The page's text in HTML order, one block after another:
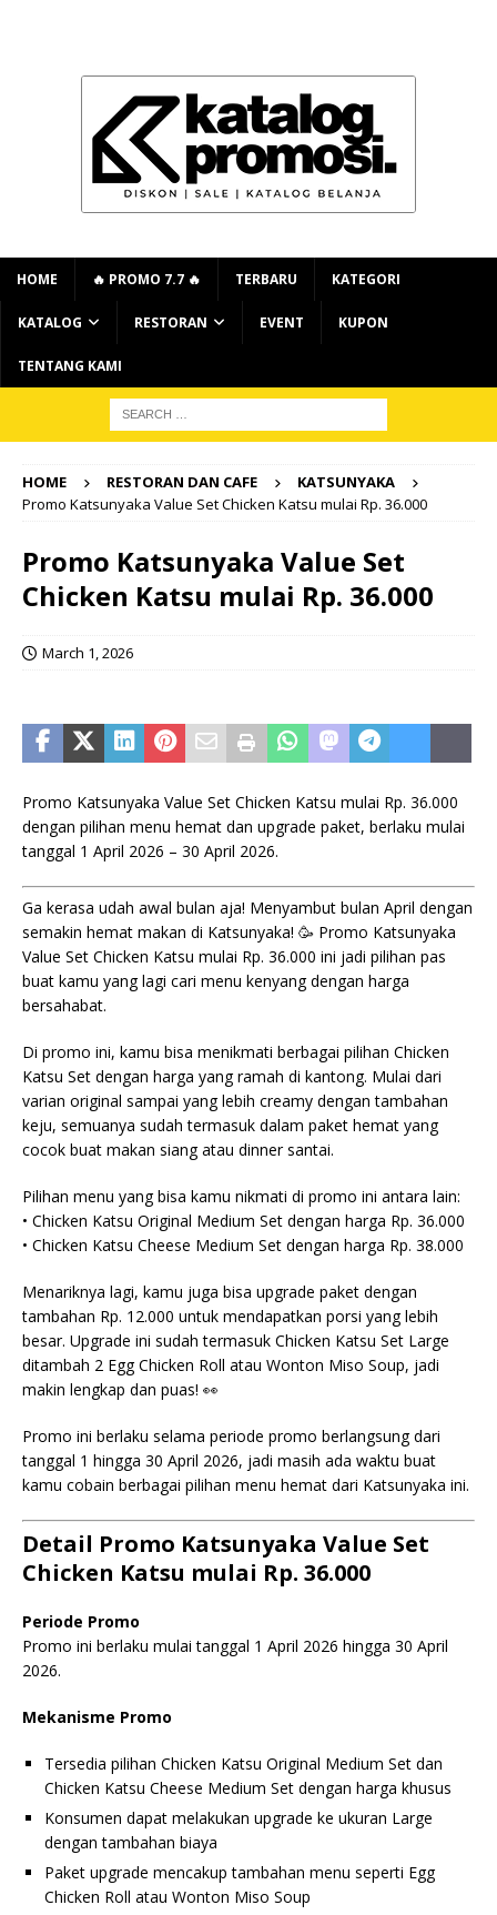
HOME 🔥 PROMO 7.7 🔥 TERBARU KATEGORI
KATALOG RESTORAN EVENT KUPON
TENTANG KAMI
HOME RESTORAN DAN CAFE
KATSUNYAKA
Promo Katsunyaka Value Set Chicken Katsu mulai Rp. 36.000
Promo Katsunyaka Value Set
Chicken Katsu mulai Rp. 36.000
March 1, 2026
Promo Katsunyaka Value Set Chicken Katsu mulai Rp. 36.000
dengan pilihan menu hemat dan upgrade paket, berlaku mulai
tanggal 1 April 2026 – 30 April 2026.
Ga kerasa udah awal bulan aja! Menyambut bulan April dengan
semakin hemat makan di Katsunyaka! 🥳 Promo Katsunyaka
Value Set Chicken Katsu mulai Rp. 36.000 ini jadi pilihan pas
buat kamu yang lagi cari menu kenyang dengan harga
bersahabat.
Di promo ini, kamu bisa menikmati berbagai pilihan Chicken
Katsu Set dengan harga yang ramah di kantong. Mulai dari
varian original sampai yang lebih creamy dengan tambahan
keju, semuanya sudah termasuk dalam paket hemat yang
cocok buat makan siang atau dinner santai.
Pilihan menu yang bisa kamu nikmati di promo ini antara lain:
• Chicken Katsu Original Medium Set dengan harga Rp. 36.000
• Chicken Katsu Cheese Medium Set dengan harga Rp. 38.000
Menariknya lagi, kamu juga bisa upgrade paket dengan
tambahan Rp. 12.000 untuk mendapatkan porsi yang lebih
besar. Upgrade ini sudah termasuk Chicken Katsu Set Large
ditambah 2 Egg Chicken Roll atau Wonton Miso Soup, jadi
makin lengkap dan puas! 👀
Promo ini berlaku selama periode promo berlangsung dari
tanggal 1 hingga 30 April 2026, jadi masih ada waktu buat
kamu cobain berbagai pilihan menu hemat dari Katsunyaka ini.
Detail Promo Katsunyaka Value Set
Chicken Katsu mulai Rp. 36.000
Periode Promo
Promo ini berlaku mulai tanggal 1 April 2026 hingga 30 April
2026.
Mekanisme Promo
Tersedia pilihan Chicken Katsu Original Medium Set dan
Chicken Katsu Cheese Medium Set dengan harga khusus
Konsumen dapat melakukan upgrade ke ukuran Large
dengan tambahan biaya
Paket upgrade mencakup tambahan menu seperti Egg
Chicken Roll atau Wonton Miso Soup